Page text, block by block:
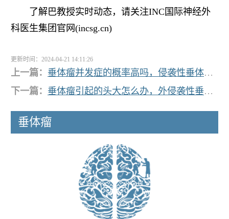
了解巴教授实时动态，请关注INC国际神经外
科医生集团官网(incsg.cn)
更新时间：2024-04-21 14:11:26
上一篇： 垂体瘤并发症的概率高吗，侵袭性垂体瘤发展迅速吗？
下一篇： 垂体瘤引起的头大怎么办，外侵袭性垂体瘤能根除吗？
垂体瘤